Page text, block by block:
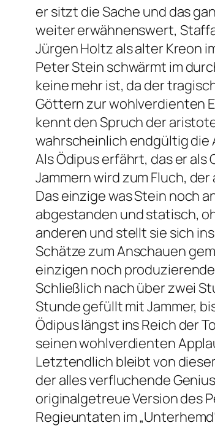
er sitzt die Sache und das
weiter erwähnenswert,
Jürgen Holtz als alter Kreon
Peter Stein schwärmt im
keine mehr ist, da der
Göttern zur wohlverdienten
kennt den Spruch der
wahrscheinlich endgültig die
Als Ödipus erfährt, das er
Jammern wird zum Fluch,
Das einzige was Stein noch
abgestanden und statisch,
anderen und stellt sie sich
Schätze zum Anschauen
einzigen noch
Schließlich nach über zwei
Stunde gefüllt mit Jammer,
Ödipus längst ins Reich der
seinen wohlverdienten
Letztendlich bleibt von
der alles verfluchende
originalgetreue Version
Regieuntaten im